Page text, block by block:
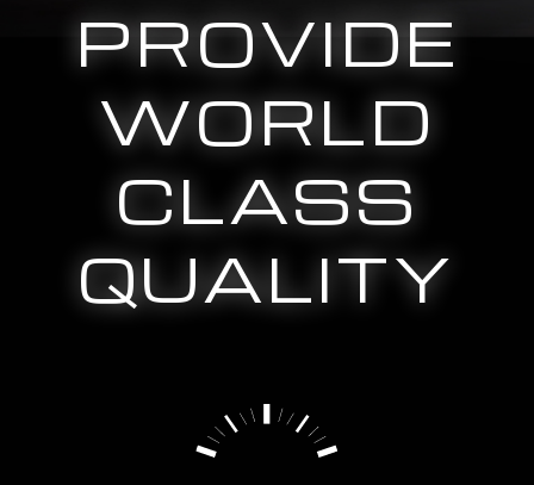
PROVIDE
WORLD
CLASS
QUALITY